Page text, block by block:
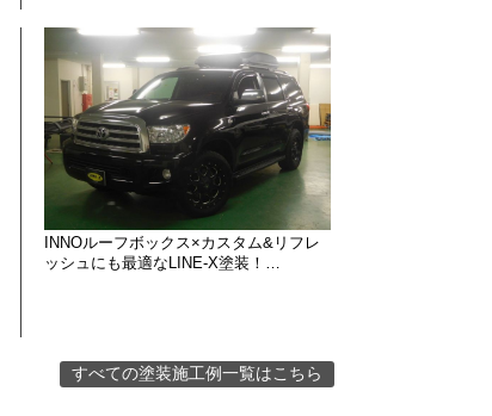
INNOルーフボックス×カスタム&リフレ
ッシュにも最適なLINE-X塗装！…
すべての塗装施工例一覧はこちら